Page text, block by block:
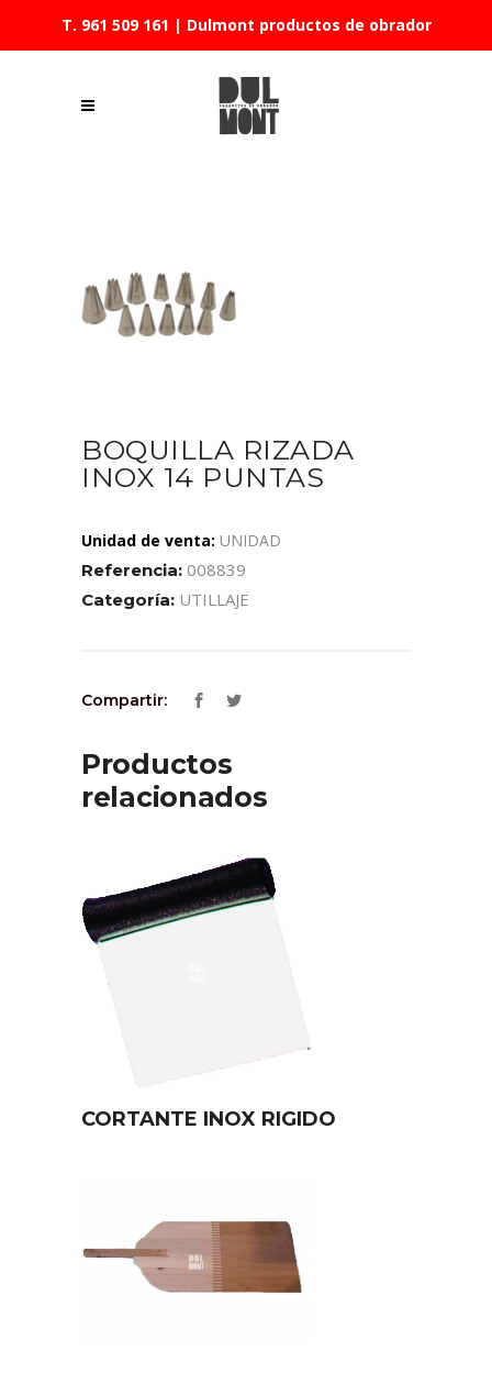
T. 961 509 161 | Dulmont productos de obrador
BOQUILLA RIZADA
INOX 14 PUNTAS
Unidad de venta: UNIDAD
Referencia: 008839
Categoría: UTILLAJE
Compartir:
Productos
relacionados
CORTANTE INOX RIGIDO